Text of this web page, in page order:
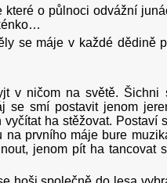
které o půlnoci odvážní
se máje v každé dědině
v ničom na světě. Šichni
se smí postavit jenom
ha stěžovat. Postaví
na prvního máje bure
jenom pít ha tancovat